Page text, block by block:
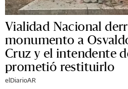
Vialidad Nacional
monumento a
Cruz y el intendente
prometió restituirlo
elDiarioAR